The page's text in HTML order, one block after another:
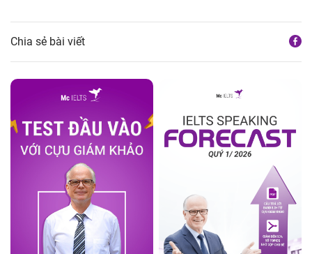
Chia sẻ bài viết